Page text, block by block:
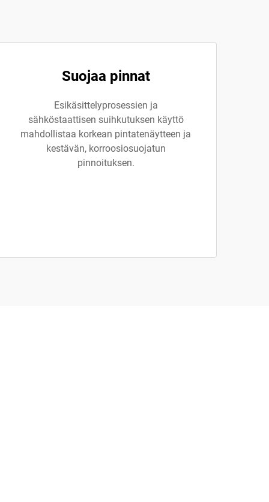
Suojaa pinnat
Esikäsittelyprosessien ja
sähköstaattisen suihkutuksen käyttö
mahdollistaa korkean pintatenäytteen ja
kestävän, korroosiosuojatun
pinnoituksen.